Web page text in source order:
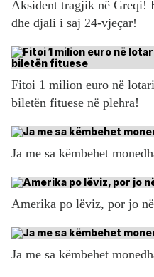
Aksident tragjik në Greqi!
dhe djali i saj 24-vjeçar!
Fitoi 1 milion euro në
biletën fituese në plehra!
Ja me sa këmbehet
Amerika po lëviz, por jo
Ja me sa këmbehet